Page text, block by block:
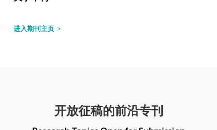
进入期刊主页
开放征稿的前沿专刊